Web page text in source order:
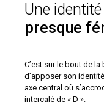
Une
presque
C’est sur le bout de
d’apposer son
axe central où
intercalé de « D ».